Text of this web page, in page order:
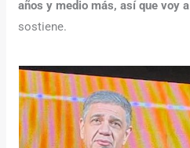
años y medio más, así que voy
sostiene.